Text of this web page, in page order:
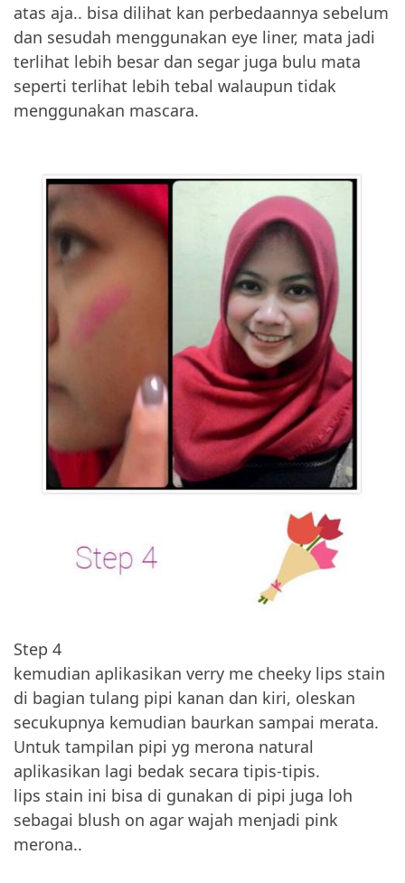
atas aja.. bisa dilihat kan perbedaannya sebelum
dan sesudah menggunakan eye liner, mata jadi
terlihat lebih besar dan segar juga bulu mata
seperti terlihat lebih tebal walaupun tidak
menggunakan mascara.
Step 4
kemudian aplikasikan verry me cheeky lips stain
di bagian tulang pipi kanan dan kiri, oleskan
secukupnya kemudian baurkan sampai merata.
Untuk tampilan pipi yg merona natural
aplikasikan lagi bedak secara tipis-tipis.
lips stain ini bisa di gunakan di pipi juga loh
sebagai blush on agar wajah menjadi pink
merona..